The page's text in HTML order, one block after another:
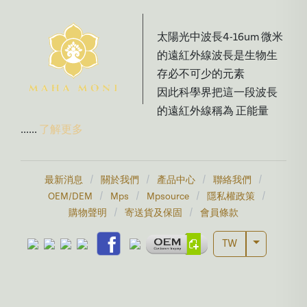
太陽光中波長4-16um 微米
的遠紅外線波長是生物生
存必不可少的元素
因此科學界把這一段波長
的遠紅外線稱為 正能量
...... 了解更多
最新消息 / 關於我們 / 產品中心 / 聯絡我們 /
OEM/DEM / Mps / Mpsource / 隱私權政策 /
購物聲明 / 寄送貨及保固 / 會員條款
TW Toggle